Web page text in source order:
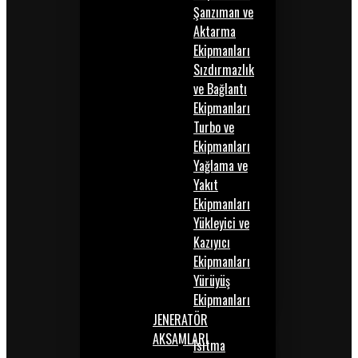
Şanzıman ve
Aktarma
Ekipmanları
Sızdırmazlık
ve Bağlantı
Ekipmanları
Turbo ve
Ekipmanları
Yağlama ve
Yakıt
Ekipmanları
Yükleyici ve
Kazıyıcı
Ekipmanları
Yürüyüş
Ekipmanları
JENERATÖR
AKSAMLARIIsıtma